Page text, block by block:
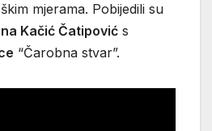
mjerama. Pobijedili su
Kačić Čatipović s
“Čarobna stvar”.